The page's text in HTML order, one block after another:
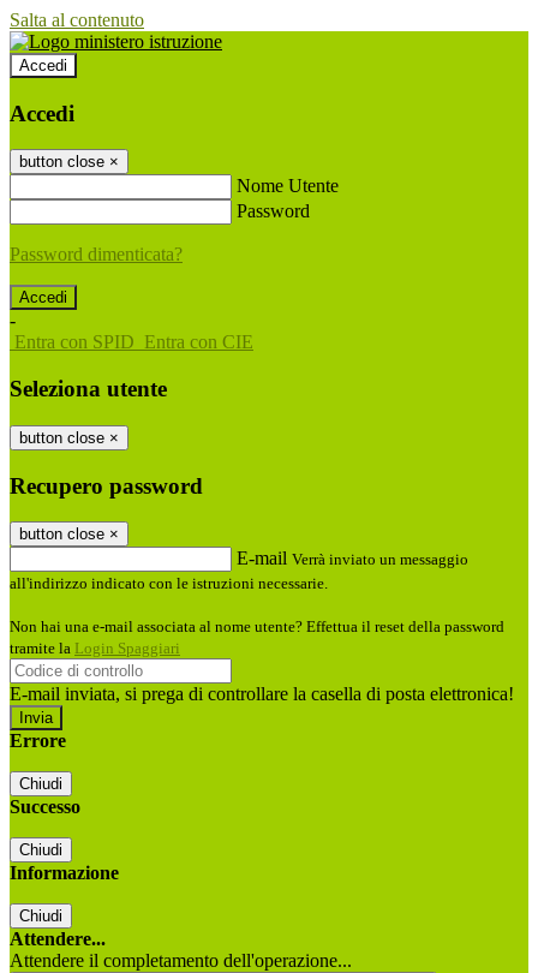
Salta al contenuto
Accedi
Accedi
button close ×
Nome Utente
Password
Password dimenticata?
-
Entra con SPID Entra con CIE
Seleziona utente
button close ×
Recupero password
button close ×
E-mail Verrà inviato un messaggio
all'indirizzo indicato con le istruzioni necessarie.
Non hai una e-mail associata al nome utente? Effettua il reset della password
tramite la Login Spaggiari
E-mail inviata, si prega di controllare la casella di posta elettronica!
Errore
Chiudi
Successo
Chiudi
Informazione
Chiudi
Attendere...
Attendere il completamento dell'operazione...